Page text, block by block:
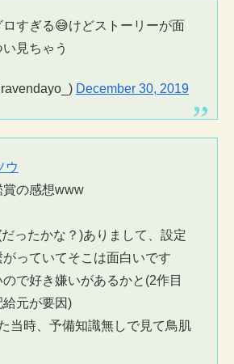
ロすぎる😅けどストーリーが面
見ちゃう
December 30, 2019
ウ
の感想www
ったかな？)ありまして、設定
っていてそこは面白いです
で好き嫌いがあるかと(2作目
給元が要因)
当時、予備知識無しで見て鳥肌